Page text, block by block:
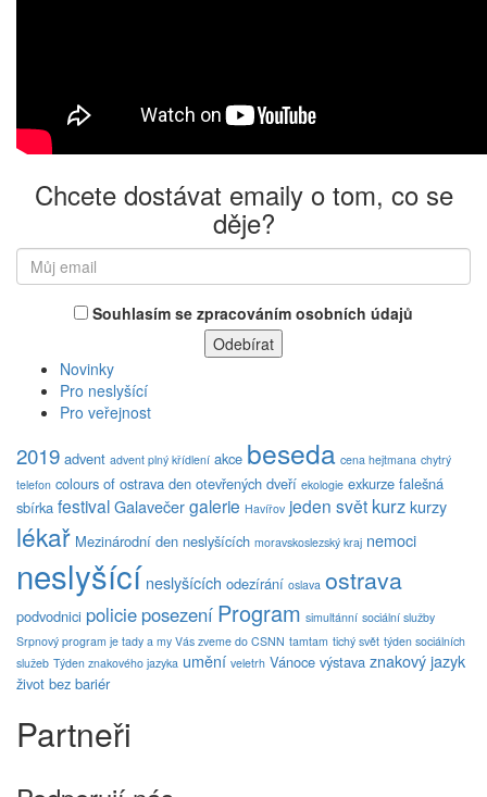
Chcete dostávat emaily o tom, co se
děje?
Souhlasím se zpracováním osobních údajů
Novinky
Pro neslyšící
Pro veřejnost
2019 advent advent plný křídlení akce beseda cena hejtmana chytrý
telefon colours of ostrava den otevřených dveří ekologie exkurze falešná
sbírka festivalGalavečergalerie Havířov jeden svět kurzkurzy
lékař Mezinárodní den neslyšících moravskoslezský kraj nemoci
neslyšící neslyšících odezírání oslava ostrava
podvodnici policie posezení Program simultánní sociální služby
Srpnový program je tady a my Vás zveme do CSNN tamtam tichý svět týden sociálních
služeb Týden znakového jazyka umění veletrh Vánoce výstava znakový jazyk
život bez bariér
Partneři